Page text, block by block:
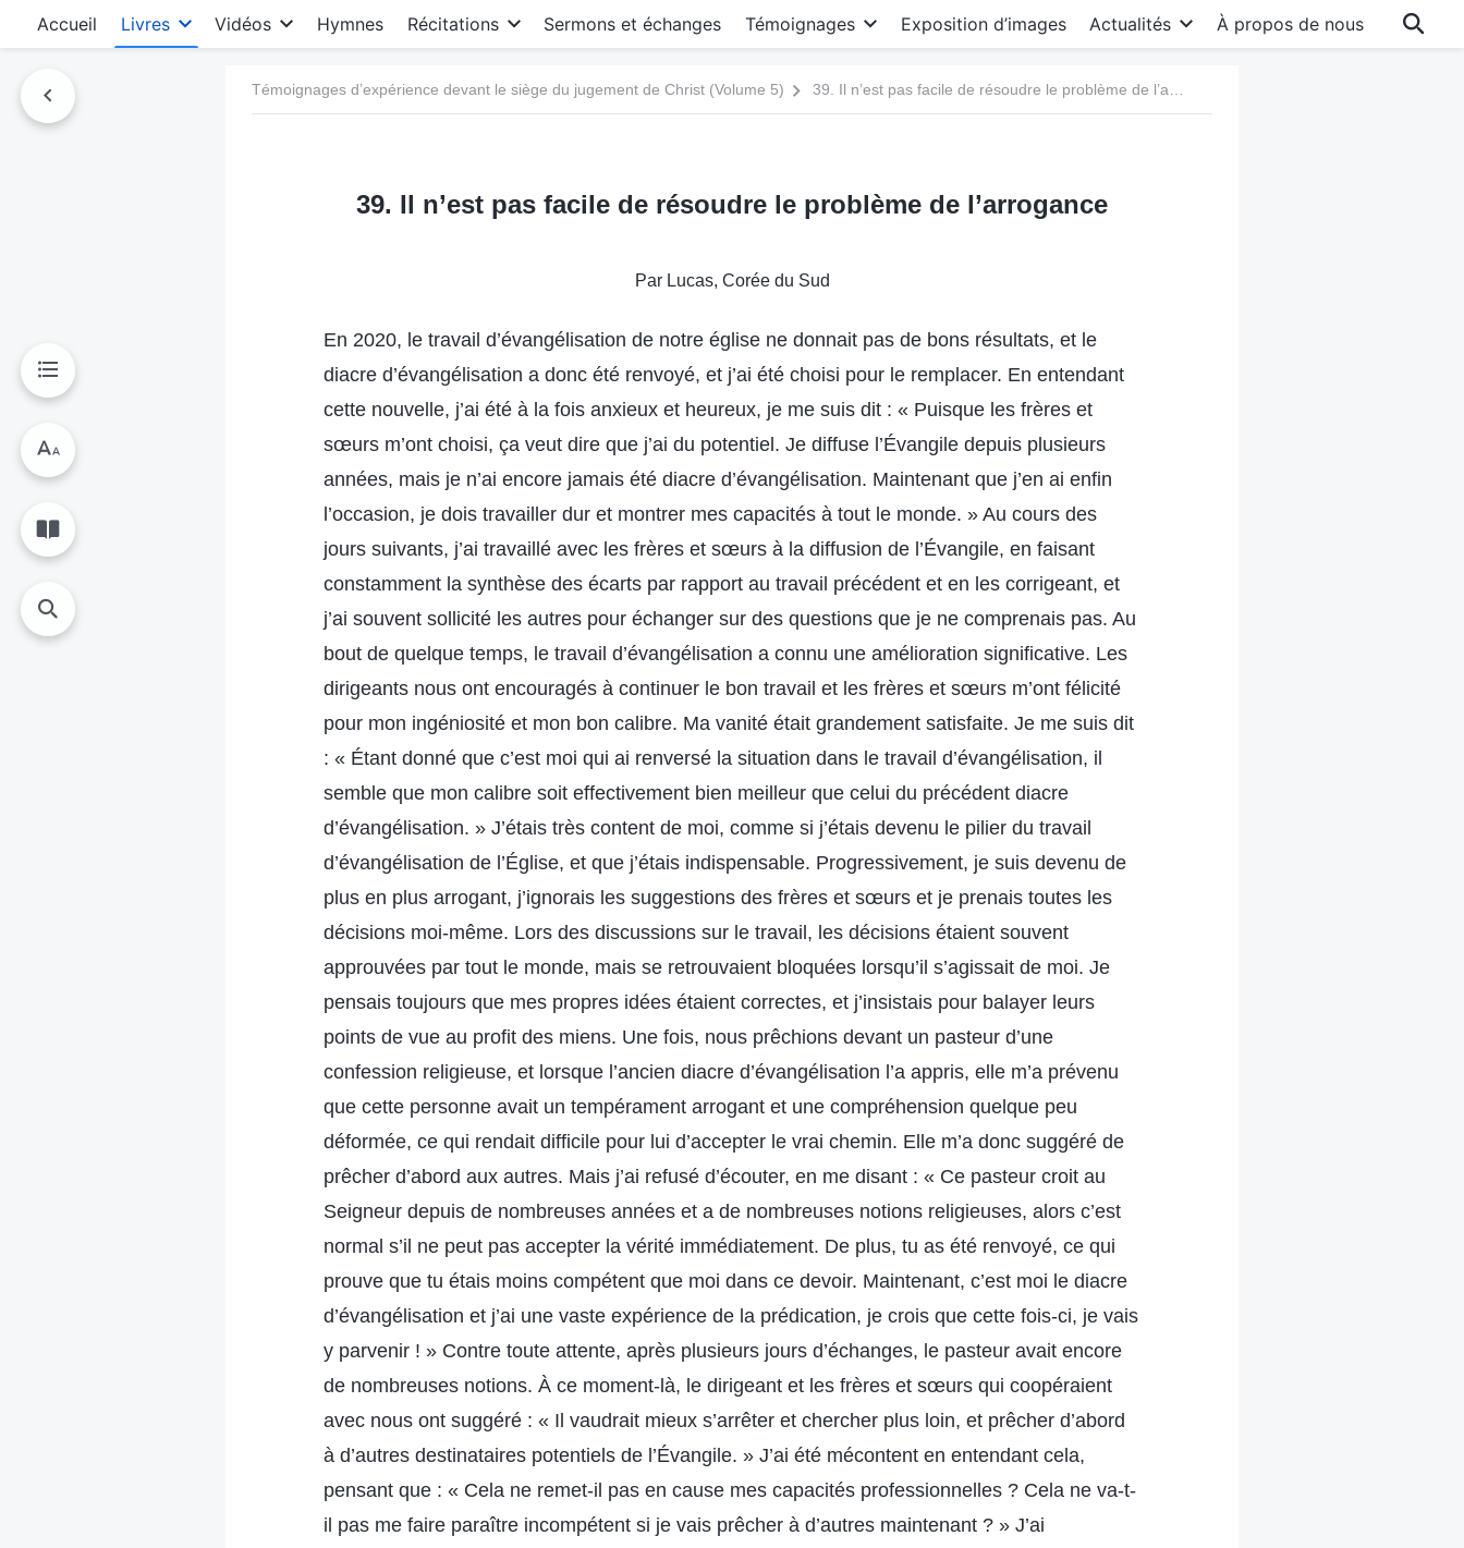
Accueil Livres Vidéos Hymnes Récitations Sermons et échanges Témoignages Exposition d’images Actualités À propos de nous
Témoignages d’expérience devant le siège du jugement de Christ (Volume 5)
39. Il n’est pas facile de résoudre le problème de l’arrogance
Par Lucas, Corée du Sud
En 2020, le travail d’évangélisation de notre église ne donnait pas de bons résultats, et le
diacre d’évangélisation a donc été renvoyé, et j’ai été choisi pour le remplacer. En entendant
cette nouvelle, j’ai été à la fois anxieux et heureux, je me suis dit : « Puisque les frères et
sœurs m’ont choisi, ça veut dire que j’ai du potentiel. Je diffuse l’Évangile depuis plusieurs
années, mais je n’ai encore jamais été diacre d’évangélisation. Maintenant que j’en ai enfin
l’occasion, je dois travailler dur et montrer mes capacités à tout le monde. » Au cours des
jours suivants, j’ai travaillé avec les frères et sœurs à la diffusion de l’Évangile, en faisant
constamment la synthèse des écarts par rapport au travail précédent et en les corrigeant, et
j’ai souvent sollicité les autres pour échanger sur des questions que je ne comprenais pas. Au
bout de quelque temps, le travail d’évangélisation a connu une amélioration significative. Les
dirigeants nous ont encouragés à continuer le bon travail et les frères et sœurs m’ont félicité
pour mon ingéniosité et mon bon calibre. Ma vanité était grandement satisfaite. Je me suis dit
: « Étant donné que c’est moi qui ai renversé la situation dans le travail d’évangélisation, il
semble que mon calibre soit effectivement bien meilleur que celui du précédent diacre
d’évangélisation. » J’étais très content de moi, comme si j’étais devenu le pilier du travail
d’évangélisation de l’Église, et que j’étais indispensable. Progressivement, je suis devenu de
plus en plus arrogant, j’ignorais les suggestions des frères et sœurs et je prenais toutes les
décisions moi-même. Lors des discussions sur le travail, les décisions étaient souvent
approuvées par tout le monde, mais se retrouvaient bloquées lorsqu’il s’agissait de moi. Je
pensais toujours que mes propres idées étaient correctes, et j’insistais pour balayer leurs
points de vue au profit des miens. Une fois, nous prêchions devant un pasteur d’une
confession religieuse, et lorsque l’ancien diacre d’évangélisation l’a appris, elle m’a prévenu
que cette personne avait un tempérament arrogant et une compréhension quelque peu
déformée, ce qui rendait difficile pour lui d’accepter le vrai chemin. Elle m’a donc suggéré de
prêcher d’abord aux autres. Mais j’ai refusé d’écouter, en me disant : « Ce pasteur croit au
Seigneur depuis de nombreuses années et a de nombreuses notions religieuses, alors c’est
normal s’il ne peut pas accepter la vérité immédiatement. De plus, tu as été renvoyé, ce qui
prouve que tu étais moins compétent que moi dans ce devoir. Maintenant, c’est moi le diacre
d’évangélisation et j’ai une vaste expérience de la prédication, je crois que cette fois-ci, je vais
y parvenir ! » Contre toute attente, après plusieurs jours d’échanges, le pasteur avait encore
de nombreuses notions. À ce moment-là, le dirigeant et les frères et sœurs qui coopéraient
avec nous ont suggéré : « Il vaudrait mieux s’arrêter et chercher plus loin, et prêcher d’abord
à d’autres destinataires potentiels de l’Évangile. » J’ai été mécontent en entendant cela,
pensant que : « Cela ne remet-il pas en cause mes capacités professionnelles ? Cela ne va-t-
il pas me faire paraître incompétent si je vais prêcher à d’autres maintenant ? » J’ai